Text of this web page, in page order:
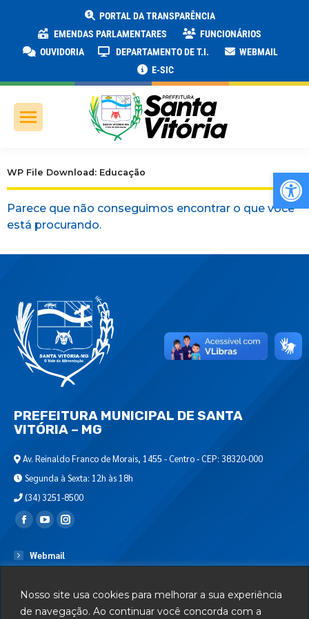
Nosso site usa cookies para melhorar a sua experiência
de navegação. Ao continuar você concorda com a
PORTAL DA TRANSPARÊNCIA
EMENDAS PARLAMENTARES
FUNCIONÁRIOS
OUVIDORIA
DEPARTAMENTO DE T.I.
WEBMAIL
E-SIC
WP File Download: Educação
Parece que não conseguimos encontrar o que você
está procurando.
PREFEITURA MUNICIPAL DE SANTA
VITÓRIA – MG
Av. Reinaldo Franco de Morais, 1455 - Centro - CEP: 38320-000
Segunda à Sexta: 12h às 18h
(34) 3251-8500
Encontre-nos em:
Webmail
Serviços